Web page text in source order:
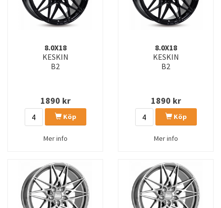
8.0X18
KESKIN
B2
1890 kr
Köp
Mer info
8.0X18
KESKIN
B2
1890 kr
Köp
Mer info